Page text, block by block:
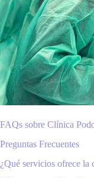
FAQs sobre Clínica
Preguntas Frecuentes
¿Qué servicios ofrece